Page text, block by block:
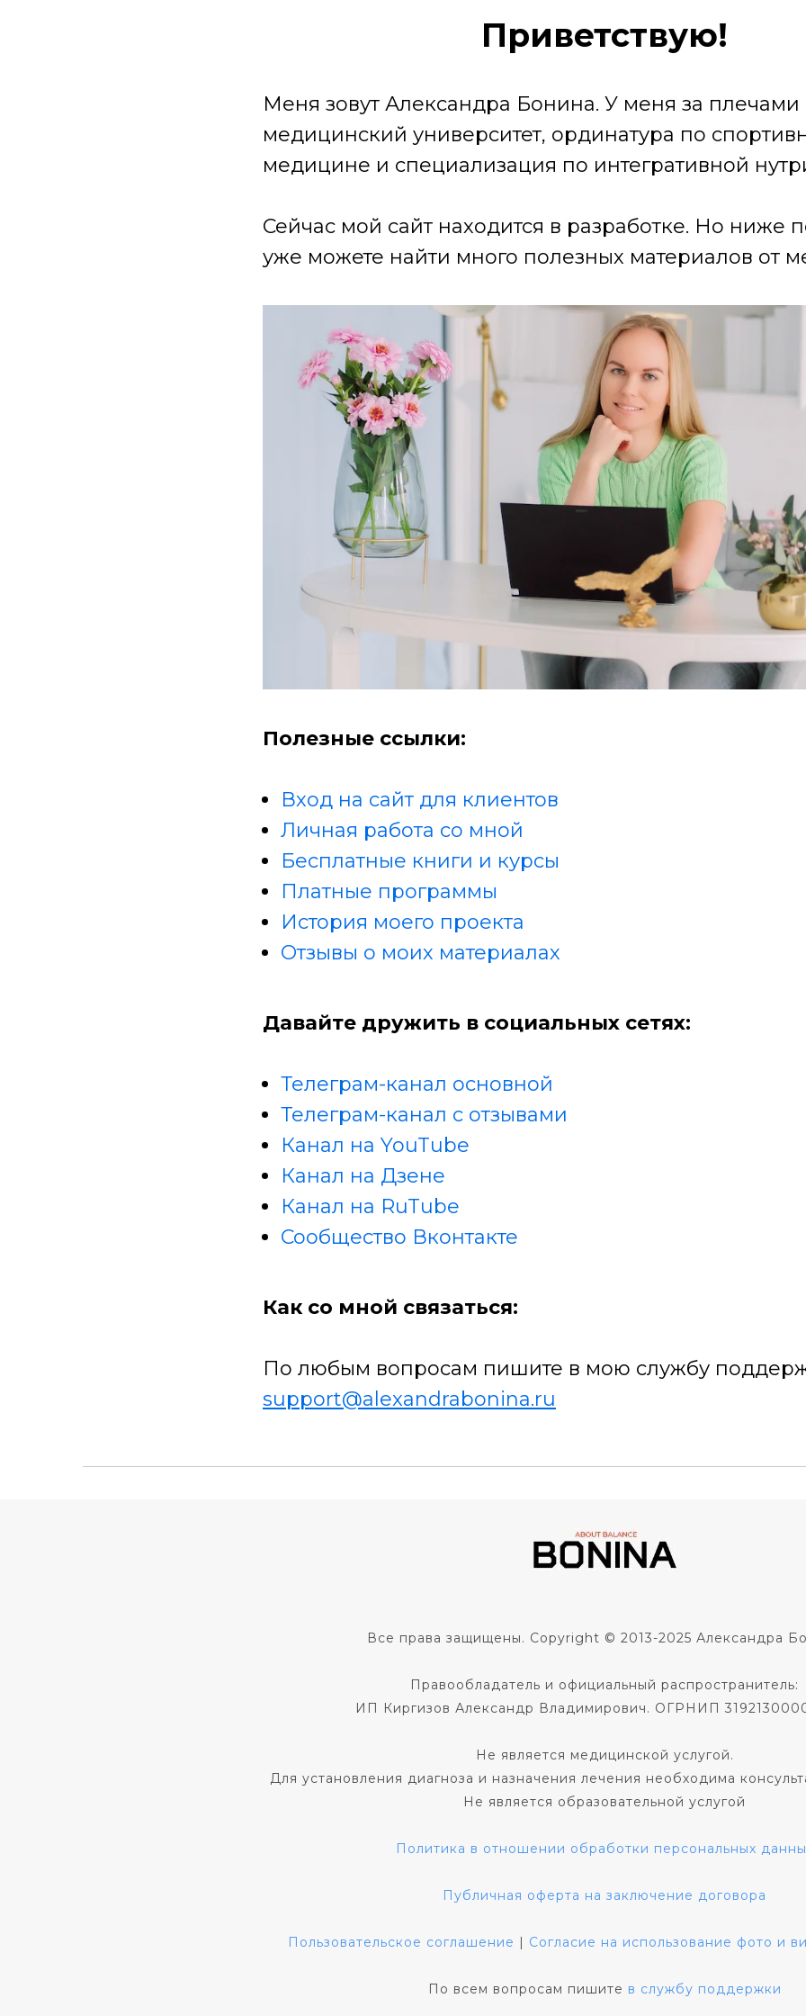
Приветствую!
Меня зовут Александра Бонина. У меня за плечами
медицинский университет, ординатура по
медицине и специализация по интегративной
Сейчас мой сайт находится в разработке. Но ниже
уже можете найти много полезных материалов от
Полезные ссылки:
Вход на сайт для клиентов
Личная работа со мной
Бесплатные книги и курсы
Платные программы
История моего проекта
Отзывы о моих материалах
Давайте дружить в социальных сетях:
Телеграм-канал основной
Телеграм-канал с отзывами
Канал на YouTube
Канал на Дзене
Канал на RuTube
Сообщество Вконтакте
Как со мной связаться:
По любым вопросам пишите в мою службу
support@alexandrabonina.ru
Все права защищены. Copyright © 2013-2025 Александра
Правообладатель и официальный распространитель:
ИП Киргизов Александр Владимирович. ОГРНИП
Не является медицинской услугой.
Для установления диагноза и назначения лечения необходима
Не является образовательной услугой
Политика в отношении обработки персональных
Публичная оферта на заключение договора
Пользовательское соглашение | Согласие на использование фото и
По всем вопросам пишите в службу поддержки